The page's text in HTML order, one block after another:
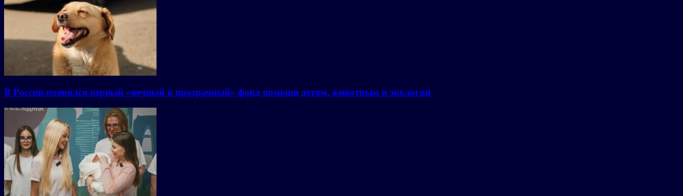
В России появился первый «вечный и прозрачный» фонд помощи детям, животным и экологии